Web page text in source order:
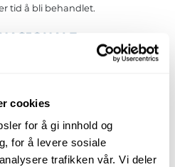
cookies
for å gi innhold og
for å levere sosiale
trafikken vår. Vi deler
tid å bli behandlet.